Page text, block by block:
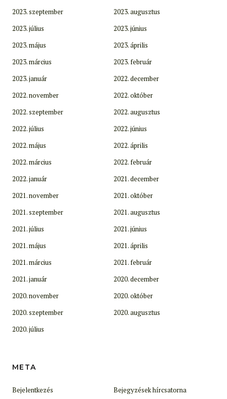
2023. szeptember
2023. augusztus
2023. július
2023. június
2023. május
2023. április
2023. március
2023. február
2023. január
2022. december
2022. november
2022. október
2022. szeptember
2022. augusztus
2022. július
2022. június
2022. május
2022. április
2022. március
2022. február
2022. január
2021. december
2021. november
2021. október
2021. szeptember
2021. augusztus
2021. július
2021. június
2021. május
2021. április
2021. március
2021. február
2021. január
2020. december
2020. november
2020. október
2020. szeptember
2020. augusztus
2020. július
META
Bejelentkezés Bejegyzések hírcsatorna